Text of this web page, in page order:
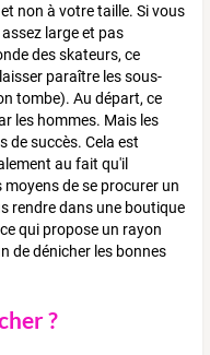
non à votre taille. Si vous
large et pas
des skateurs, ce
paraître les sous-
tombe). Au départ, ce
les hommes. Mais les
de succès. Cela est
au fait qu'il
de se procurer un
rendre dans une boutique
qui propose un rayon
de dénicher les bonnes
?